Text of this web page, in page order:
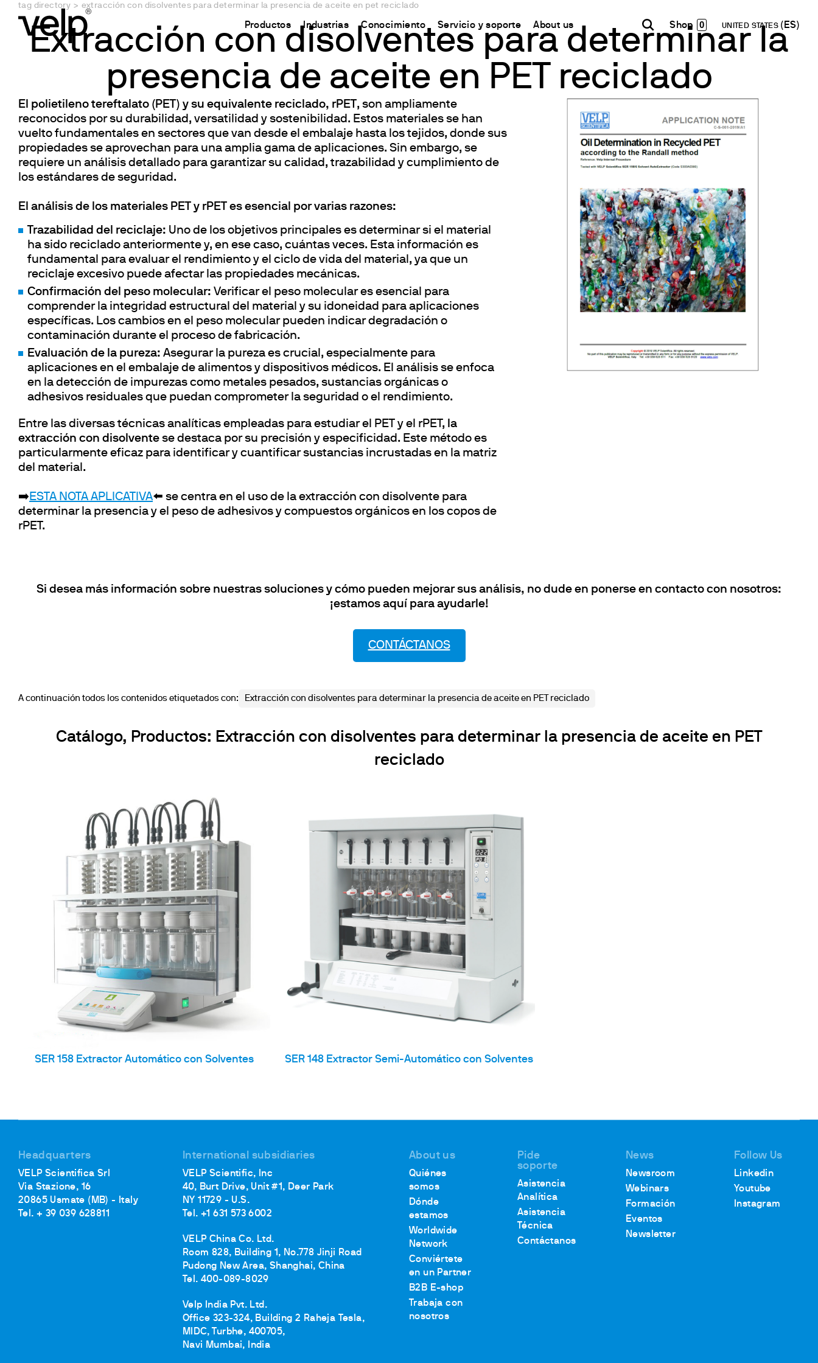
Productos
Analytical Instruments
Analizadores elementales
Unidades de digestión
Extractores de solventes
Analizadores de fibra
Consumibles
Accesorios
Piezas de repuesto
Laboratory Equipment
Reactor de Síntesis Química
Agitadores magnéticos
Agitadores magnéticos con calefacción
Placas calefactoras
Calentadores de bloque seco y DQO
DBO y respirómetros
Floculadores
accesorios
Piezas de repuesto
Industrias
Alimentos, Piensos y Bebidas
Medio Ambiente y Agricultura
Farmacéutica y ciencias de la vida
Cosmética
Academia y Organismos Públicos
Aplicaciones
Determinación Nitrógeno/Proteína
Determinaciones del Carbono
Determinación de Fibra
Análisis DQO
Agitador
Agitation y calefacción
Mezclado y Agitación
Dispersión
Calefacción por bloques secos
Determinación de trazas de metales pesados
Conocimiento
Newsroom
Webinars
Eventos
Download area
Brochure & Folletos
Manual de instrucciones
Notas Aplicativas
Certificados
Recursos y conocimientos
Método Kjeldahl
Método Dumas
Estándares internacionales
Servicio y soporte
Oferta de servicios
Instalación
Cursos de formación
Calibración y certificación
Pide soporte
Registre su producto
Asistencia Analítica
Asistencia Técnica
Connect your products
Plataforma Ermes Cloud
Productos habilitados
Suscripciones
Configura tu cuenta de Ermes
Contactos
Conviértete en un Partner
B2B E-shop
About us
Quiénes somos
Dónde estamos
Certificaciones
Trabaja con nosotros
0 UNITED STATES
CHINA INDIA
English
USA
English
English
Español
tag directory > extracción con disolventes para determinar la presencia de aceite en pet reciclado
Extracción con disolventes para determinar la
presencia de aceite en PET reciclado
El polietileno tereftalato (PET) y su equivalente reciclado, rPET , son ampliamente
reconocidos por su durabilidad, versatilidad y sostenibilidad. Estos materiales se han
vuelto fundamentales en sectores que van desde el embalaje hasta los tejidos, donde sus
propiedades se aprovechan para una amplia gama de aplicaciones. Sin embargo, se
requiere un análisis detallado para garantizar su calidad, trazabilidad y cumplimiento de
los estándares de seguridad.
El análisis de los materiales PET y rPET es esencial por varias razones:
Trazabilidad del reciclaje: Uno de los objetivos principales es determinar si el material
ha sido reciclado anteriormente y, en ese caso, cuántas veces. Esta información es
fundamental para evaluar el rendimiento y el ciclo de vida del material, ya que un
reciclaje excesivo puede afectar las propiedades mecánicas.
Confirmación del peso molecular: Verificar el peso molecular es esencial para
comprender la integridad estructural del material y su idoneidad para aplicaciones
específicas. Los cambios en el peso molecular pueden indicar degradación o
contaminación durante el proceso de fabricación.
Evaluación de la pureza: Asegurar la pureza es crucial, especialmente para
aplicaciones en el embalaje de alimentos y dispositivos médicos. El análisis se enfoca
en la detección de impurezas como metales pesados, sustancias orgánicas o
adhesivos residuales que puedan comprometer la seguridad o el rendimiento.
Entre las diversas técnicas analíticas empleadas para estudiar el PET y el rPET, la
extracción con disolvente se destaca por su precisión y especificidad. Este método es
particularmente eficaz para identificar y cuantificar sustancias incrustadas en la matriz
del material.
➡️ ESTA NOTA APLICATIVA⬅️ se centra en el uso de la extracción con disolvente para
determinar la presencia y el peso de adhesivos y compuestos orgánicos en los copos de
rPET.
Si desea más información sobre nuestras soluciones y cómo pueden mejorar sus análisis, no dude en ponerse en contacto con nosotros:
¡estamos aquí para ayudarle!
CONTÁCTANOS
A continuación todos los contenidos etiquetados con: Extracción con disolventes para determinar la presencia de aceite en PET reciclado
Catálogo, Productos: Extracción con disolventes para determinar la presencia de aceite en PET
reciclado
SER 158 Extractor Automático con Solventes SER 148 Extractor Semi-Automático con Solventes
Headquarters
VELP Scientifica Srl
Via Stazione, 16
20865 Usmate (MB) - Italy
Tel. + 39 039 628811
International subsidiaries
VELP Scientific, Inc
40, Burt Drive, Unit #1, Deer Park
NY 11729 - U.S.
Tel. +1 631 573 6002
VELP China Co. Ltd.
Room 828, Building 1, No.778 Jinji Road
Pudong New Area, Shanghai, China
Tel. 400-089-8029
Velp India Pvt. Ltd.
Office 323-324, Building 2 Raheja Tesla,
MIDC, Turbhe, 400705,
Navi Mumbai, India
About us
Quiénes
somos
Dónde
estamos
Worldwide
Network
Conviértete
en un Partner
B2B E-shop
Trabaja con
nosotros
Pide
soporte
Asistencia
Analítica
Asistencia
Técnica
Contáctanos
News
Newsroom
Webinars
Formación
Eventos
Newsletter
Follow Us
Linkedin
Youtube
Instagram